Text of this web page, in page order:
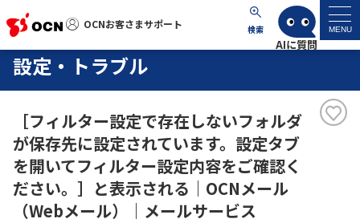
OCNお客さまサポート 検索 MENU
OCNお客さまサポート
サポートトップ
サービス名から探す
よくあるご質問
設定・トラブル
［フィルター設定で存在しないフォルダ
が保存先に設定されています。設定タブ
を開いてフィルター設定内容をご確認く
ださい。］と表示される｜OCNメール
（Webメール）｜メールサービス